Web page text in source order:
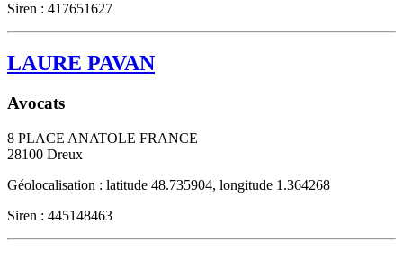
Siren : 417651627
LAURE PAVAN
Avocats
8 PLACE ANATOLE FRANCE
28100 Dreux
Géolocalisation : latitude 48.735904, longitude 1.364268
Siren : 445148463